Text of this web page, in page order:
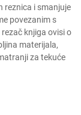
reznica i smanjuje
povezanim s
knjiga ovisi o
materijala,
za tekuće